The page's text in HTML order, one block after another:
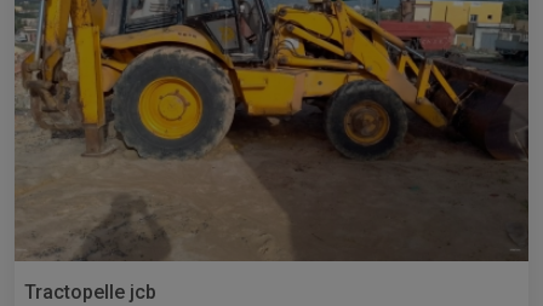
Tractopelle jcb